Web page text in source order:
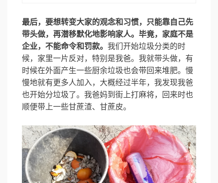
最后，要想转变大家的观念和习惯，只能靠自己先
带头做，再潜移默化地影响家人。毕竟，家庭不是
企业，不能命令和罚款。 我们开始垃圾分类的时
候，家里一片反对，特别是我爸。我就带头做，有
时候在外面产生一些厨余垃圾也会带回来堆肥。慢
慢地就有更多人加入，大概经过半年，我发现我爸
也开始分垃圾了。我爸妈到街上打麻将，回来时也
顺便带上一些甘蔗渣、甘蔗皮。